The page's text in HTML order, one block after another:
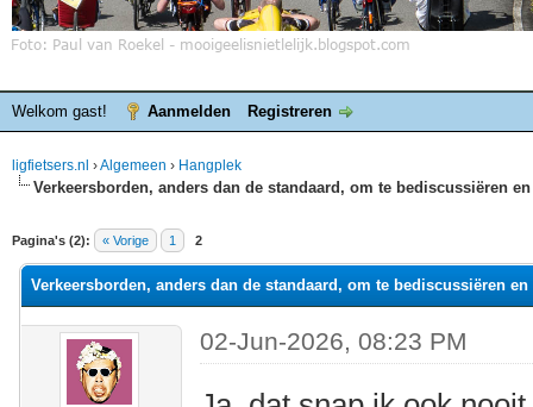
Welkom gast! Aanmelden Registreren
ligfietsers.nl ›Algemeen › Hangplek
Verkeersborden, anders dan de standaard, om te bediscussiëren
Pagina's (2): « Vorige 1 2
waardering is 0
Verkeersborden, anders dan de standaard, om te bediscussiëren en
02-Jun-2026, 08:23 PM